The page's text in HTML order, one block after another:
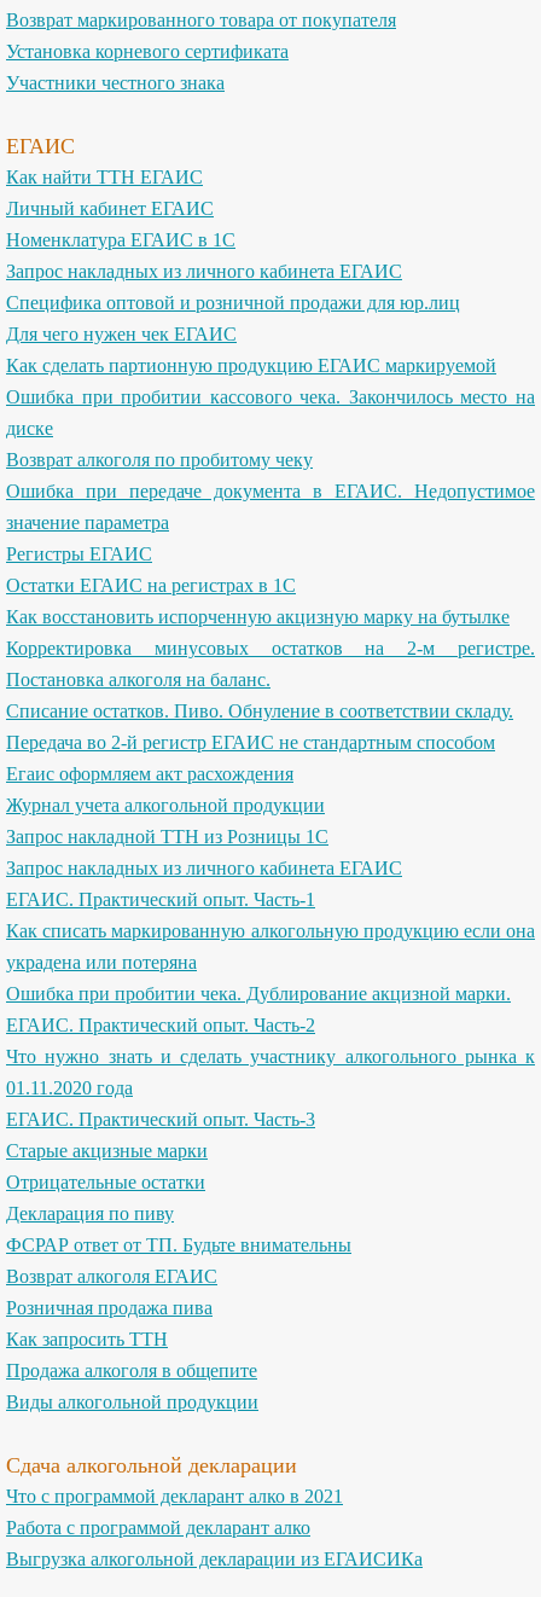
Возврат маркированного товара от покупателя
Установка корневого сертификата
Участники честного знака
ЕГАИС
Как найти ТТН ЕГАИС
Личный кабинет ЕГАИС
Номенклатура ЕГАИС в 1С
Запрос накладных из личного кабинета ЕГАИС
Специфика оптовой и розничной продажи для юр.лиц
Для чего нужен чек ЕГАИС
Как сделать партионную продукцию ЕГАИС маркируемой
Ошибка при пробитии кассового чека. Закончилось место на
диске
Возврат алкоголя по пробитому чеку
Ошибка при передаче документа в ЕГАИС. Недопустимое
значение параметра
Регистры ЕГАИС
Остатки ЕГАИС на регистрах в 1С
Как восстановить испорченную акцизную марку на бутылке
Корректировка минусовых остатков на 2-м регистре.
Постановка алкоголя на баланс.
Списание остатков. Пиво. Обнуление в соответствии складу.
Передача во 2-й регистр ЕГАИС не стандартным способом
Егаис оформляем акт расхождения
Журнал учета алкогольной продукции
Запрос накладной ТТН из Розницы 1С
Запрос накладных из личного кабинета ЕГАИС
ЕГАИС. Практический опыт. Часть-1
Как списать маркированную алкогольную продукцию если она
украдена или потеряна
Ошибка при пробитии чека. Дублирование акцизной марки.
ЕГАИС. Практический опыт. Часть-2
Что нужно знать и сделать участнику алкогольного рынка к
01.11.2020 года
ЕГАИС. Практический опыт. Часть-3
Старые акцизные марки
Отрицательные остатки
Декларация по пиву
ФСРАР ответ от ТП. Будьте внимательны
Возврат алкоголя ЕГАИС
Розничная продажа пива
Как запросить ТТН
Продажа алкоголя в общепите
Виды алкогольной продукции
Сдача алкогольной декларации
Что с программой декларант алко в 2021
Работа с программой декларант алко
Выгрузка алкогольной декларации из ЕГАИСИКа